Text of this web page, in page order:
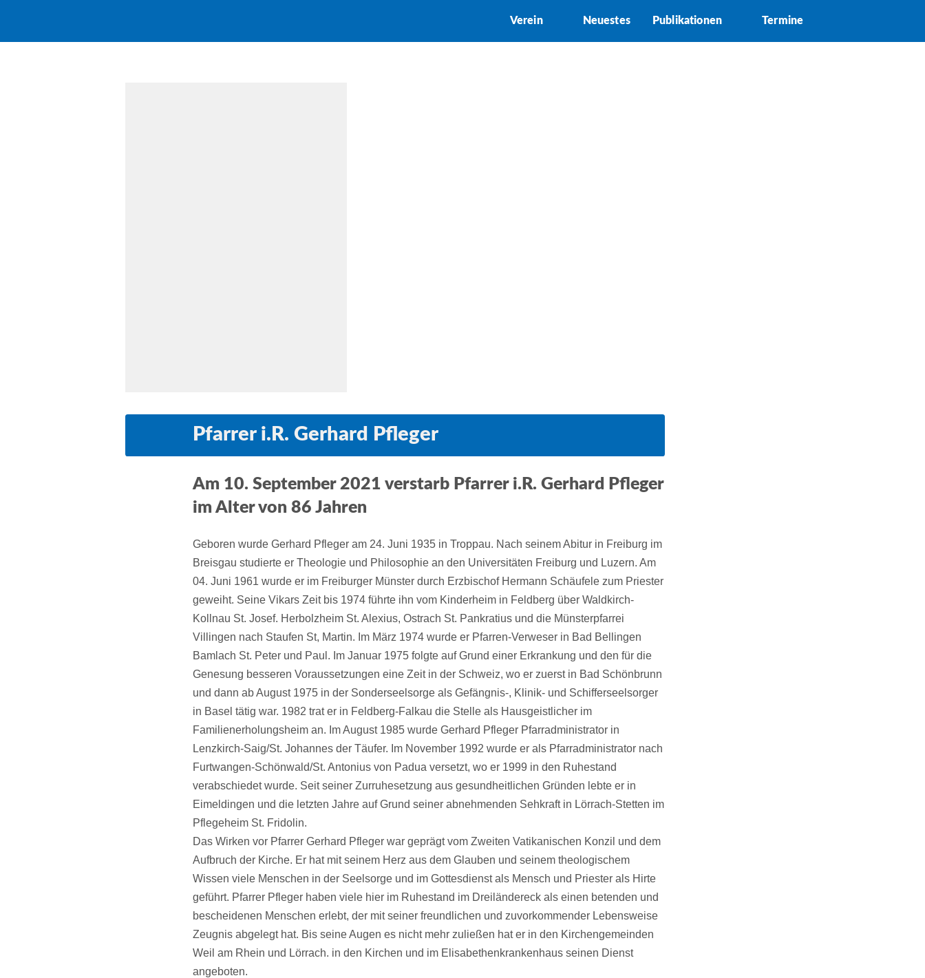
Verein Neuestes Publikationen Termine
Pfarrer i.R. Gerhard Pfleger
Am 10. September 2021 verstarb Pfarrer i.R. Gerhard Pfleger
im Alter von 86 Jahren
Geboren wurde Gerhard Pfleger am 24. Juni 1935 in Troppau. Nach seinem Abitur in Freiburg im
Breisgau studierte er Theologie und Philosophie an den Universitäten Freiburg und Luzern. Am
04. Juni 1961 wurde er im Freiburger Münster durch Erzbischof Hermann Schäufele zum Priester
geweiht. Seine Vikars Zeit bis 1974 führte ihn vom Kinderheim in Feldberg über Waldkirch-
Kollnau St. Josef. Herbolzheim St. Alexius, Ostrach St. Pankratius und die Münsterpfarrei
Villingen nach Staufen St, Martin. Im März 1974 wurde er Pfarren-Verweser in Bad Bellingen
Bamlach St. Peter und Paul. Im Januar 1975 folgte auf Grund einer Erkrankung und den für die
Genesung besseren Voraussetzungen eine Zeit in der Schweiz, wo er zuerst in Bad Schönbrunn
und dann ab August 1975 in der Sonderseelsorge als Gefängnis-, Klinik- und Schifferseelsorger
in Basel tätig war. 1982 trat er in Feldberg-Falkau die Stelle als Hausgeistlicher im
Familienerholungsheim an. Im August 1985 wurde Gerhard Pfleger Pfarradministrator in
Lenzkirch-Saig/St. Johannes der Täufer. Im November 1992 wurde er als Pfarradministrator nach
Furtwangen-Schönwald/St. Antonius von Padua versetzt, wo er 1999 in den Ruhestand
verabschiedet wurde. Seit seiner Zurruhesetzung aus gesundheitlichen Gründen lebte er in
Eimeldingen und die letzten Jahre auf Grund seiner abnehmenden Sehkraft in Lörrach-Stetten im
Pflegeheim St. Fridolin.
Das Wirken vor Pfarrer Gerhard Pfleger war geprägt vom Zweiten Vatikanischen Konzil und dem
Aufbruch der Kirche. Er hat mit seinem Herz aus dem Glauben und seinem theologischem
Wissen viele Menschen in der Seelsorge und im Gottesdienst als Mensch und Priester als Hirte
geführt. Pfarrer Pfleger haben viele hier im Ruhestand im Dreiländereck als einen betenden und
bescheidenen Menschen erlebt, der mit seiner freundlichen und zuvorkommender Lebensweise
Zeugnis abgelegt hat. Bis seine Augen es nicht mehr zuließen hat er in den Kirchengemeinden
Weil am Rhein und Lörrach. in den Kirchen und im Elisabethenkrankenhaus seinen Dienst
angeboten.